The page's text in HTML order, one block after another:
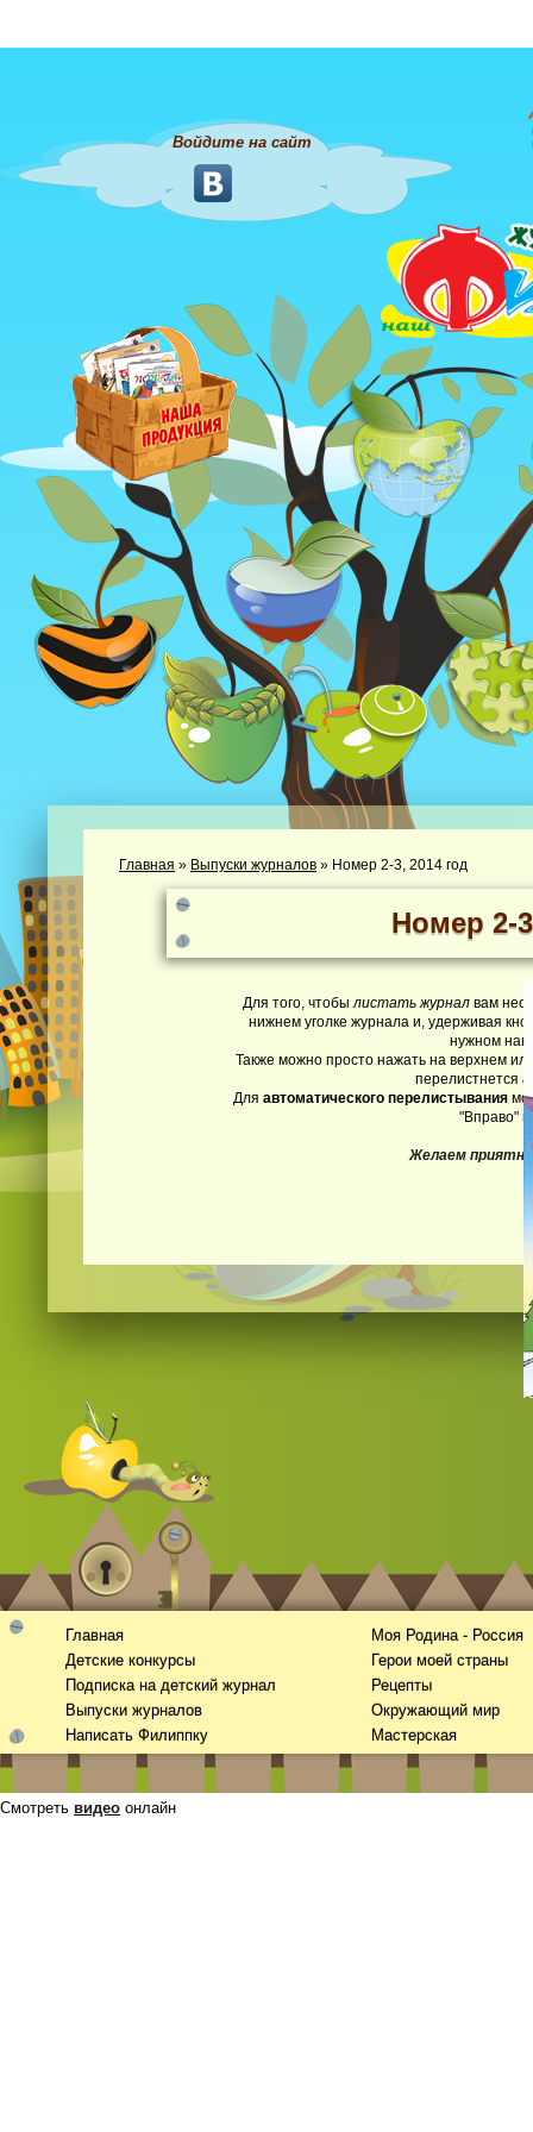
Войдите на сайт
Главная » Выпуски журналов » Номер 2-3, 2014 год
Номер 2-
Для того, чтобылистать журналвам
нижнем уголке журнала и, удерживая
нужном
Также можно просто нажать на верхнем
перелистнется
Для автоматического перелистывания
"Вправо"
Желаем
Главная
Детские конкурсы
Подписка на детский журнал
Выпуски журналов
Написать Филиппку
Моя Родина - Россия
Герои моей страны
Рецепты
Окружающий мир
Мастерская
Смотреть видео онлайн